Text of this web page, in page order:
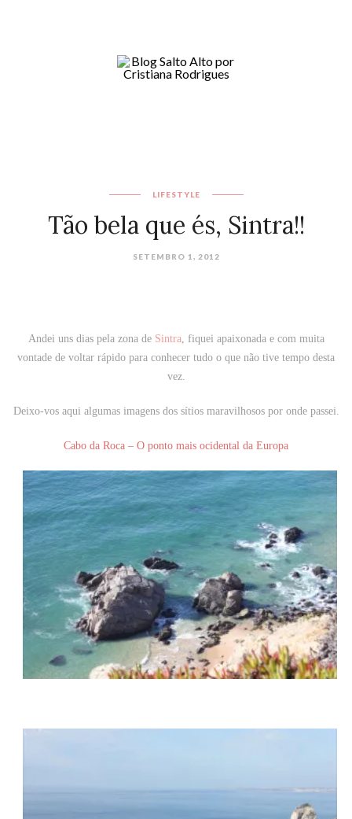
LIFESTYLE
Tão bela que és, Sintra!!
SETEMBRO 1, 2012
Andei uns dias pela zona de Sintra, fiquei apaixonada e com muita
vontade de voltar rápido para conhecer tudo o que não tive tempo desta
vez.
Deixo-vos aqui algumas imagens dos sítios maravilhosos por onde passei.
Cabo da Roca – O ponto mais ocidental da Europa